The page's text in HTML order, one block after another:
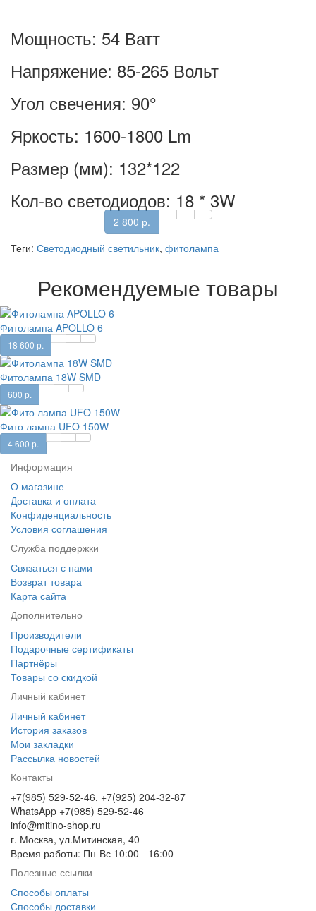
Мощность: 54 Ватт
Напряжение: 85-265 Вольт
Угол свечения: 90°
Яркость: 1600-1800 Lm
Размер (мм): 132*122
Кол-во светодиодов: 18 * 3W
2 800 р.
Теги: Светодиодный светильник, фитолампа
Рекомендуемые товары
Фитолампа APOLLO 6
18 600 р.
Фитолампа 18W SMD
600 р.
Фито лампа UFO 150W
4 600 р.
Информация
О магазине
Доставка и оплата
Конфиденциальность
Условия соглашения
Служба поддержки
Связаться с нами
Возврат товара
Карта сайта
Дополнительно
Производители
Подарочные сертификаты
Партнёры
Товары со скидкой
Личный кабинет
Личный кабинет
История заказов
Мои закладки
Рассылка новостей
Контакты
+7(985) 529-52-46, +7(925) 204-32-87
WhatsApp +7(985) 529-52-46
info@mitino-shop.ru
г. Москва, ул.Митинская, 40
Время работы: Пн-Вс 10:00 - 16:00
Полезные ссылки
Способы оплаты
Способы доставки